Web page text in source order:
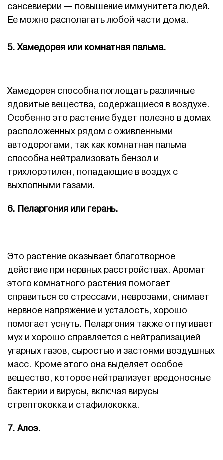
сансевиерии — повышение иммунитета людей.
Ее можно располагать любой части дома.
5. Хамедорея или комнатная пальма.
Хамедорея способна поглощать различные
ядовитые вещества, содержащиеся в воздухе.
Особенно это растение будет полезно в домах
расположенных рядом с оживленными
автодорогами, так как комнатная пальма
способна нейтрализовать бензол и
трихлорэтилен, попадающие в воздух с
выхлопными газами.
6. Пеларгония или герань.
Это растение оказывает благотворное
действие при нервных расстройствах. Аромат
этого комнатного растения помогает
справиться со стрессами, неврозами, снимает
нервное напряжение и усталость, хорошо
помогает уснуть. Пеларгония также отпугивает
мух и хорошо справляется с нейтрализацией
угарных газов, сыростью и застоями воздушных
масс. Кроме этого она выделяет особое
вещество, которое нейтрализует вредоносные
бактерии и вирусы, включая вирусы
стрептококка и стафилококка.
7. Алоэ.